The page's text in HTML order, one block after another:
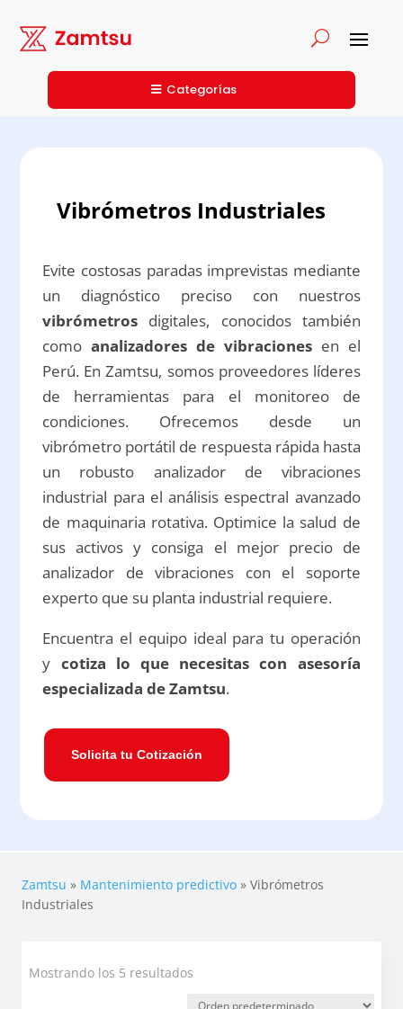
Categorías
Vibrómetros Industriales
Evite costosas paradas imprevistas mediante
un diagnóstico preciso con nuestros
vibrómetros digitales, conocidos también
comoanalizadores de vibracionesen el
Perú. En Zamtsu, somos proveedores líderes
de herramientas para el monitoreo de
condiciones. Ofrecemos desde un
vibrómetro portátil de respuesta rápida hasta
un robusto analizador de vibraciones
industrial para el análisis espectral avanzado
de maquinaria rotativa. Optimice la salud de
sus activos y consiga el mejor precio de
analizador de vibraciones con el soporte
experto que su planta industrial requiere.
Encuentra el equipo ideal para tu operación
y cotiza lo que necesitas con asesoría
especializada de Zamtsu.
Solicita tu Cotización
Zamtsu » Mantenimiento predictivo »Vibrómetros
Industriales
Mostrando los 5 resultados